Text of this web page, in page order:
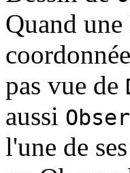
Quand
pas vue de
aussi
l'une de